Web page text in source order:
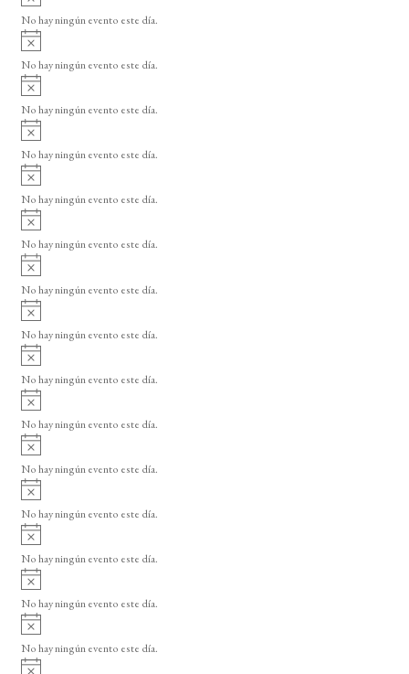
o
v
i
o
No hay ningún evento este día.
A
v
i
o
No hay ningún evento este día.
A
v
i
o
No hay ningún evento este día.
A
v
i
o
No hay ningún evento este día.
A
v
i
o
No hay ningún evento este día.
A
v
i
o
No hay ningún evento este día.
A
v
i
o
No hay ningún evento este día.
A
v
i
o
No hay ningún evento este día.
A
v
i
o
No hay ningún evento este día.
A
v
i
o
No hay ningún evento este día.
A
v
i
o
No hay ningún evento este día.
A
v
i
o
No hay ningún evento este día.
A
v
i
o
No hay ningún evento este día.
A
v
i
o
No hay ningún evento este día.
A
v
i
No hay ningún evento este día.
A